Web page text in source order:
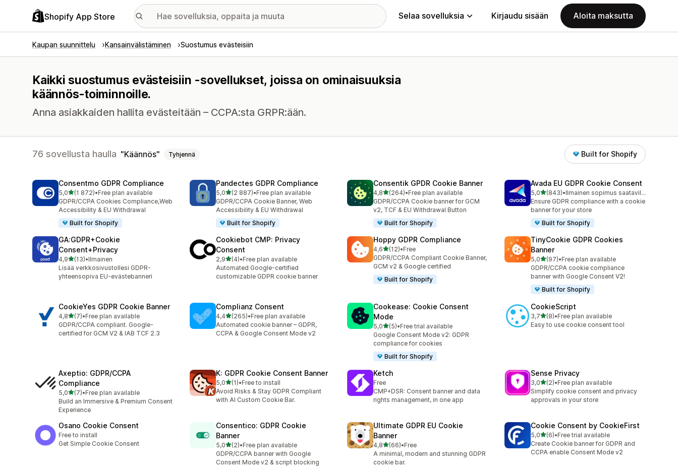
Shopify App Store Selaa sovelluksia Kirjaudu sisään Aloita maksutta
Kaupan suunnittelu Kansainvälistäminen Suostumus evästeisiin
Kaikki suostumus evästeisiin -sovellukset, joissa on ominaisuuksia
käännös-toiminnoille.
Anna asiakkaiden hallita evästeitään – CCPA:sta GRPR:ään.
76 sovellusta haulla Käännös Tyhjennä Built for Shopify
Consentmo GDPR Compliance
5,0/ 5 tähteä
(1 872)
1872 arvostelua yhteensä
•Free plan available
GDPR/CCPA Cookies Compliance,Web
Accessibility & EU Withdrawal
Built for Shopify
Pandectes GDPR Compliance
5,0/ 5 tähteä
(2 887)
2887 arvostelua yhteensä
•Free plan available
GDPR/CCPA Cookie Banner, Web
Accessibility & EU Withdrawal
Built for Shopify
Consentik GPDR Cookie Banner
4,8/ 5 tähteä
(264)
264 arvostelua yhteensä
•Free plan available
GDPR/CCPA Cookie banner for GCM
v2, TCF & EU Withdrawal Button
Built for Shopify
Avada EU GDPR Cookie Consent
5,0/ 5 tähteä
(843)
843 arvostelua yhteensä
•
Ilmainen sopimus saatavilla
Ensure GDPR compliance with a cookie
banner for your store
Built for Shopify
GA:GDPR+Cookie
Consent+Privacy
4,9/ 5 tähteä
(13)
13 arvostelua yhteensä
•Ilmainen
Lisää verkkosivustollesi GDPR-
yhteensopiva EU-evästebanneri
Cookiebot CMP: Privacy
Consent
2,9/ 5 tähteä
(4)
4 arvostelua yhteensä
•Free plan available
Automated Google-certified
customizable GDPR cookie banner
Hoppy GDPR Compliance
4,6/ 5 tähteä
(12)
12 arvostelua yhteensä
•Free
GDPR/CCPA Compliant Cookie Banner,
GCM v2 & Google certified
Built for Shopify
TinyCookie GDPR Cookies
Banner
5,0/ 5 tähteä
(97)
97 arvostelua yhteensä
•Free plan available
GDPR/CCPA cookie compliance
banner with Google Consent V2!
Built for Shopify
CookieYes GDPR Cookie Banner
4,8/ 5 tähteä
(7)
7 arvostelua yhteensä
•Free plan available
GDPR/CCPA compliant. Google-
certified for GCM V2 & IAB TCF 2.3
Complianz Consent
4,4/ 5 tähteä
(265)
265 arvostelua yhteensä
•Free plan available
Automated cookie banner – GDPR,
CCPA & Google Consent Mode v2
Cookease: Cookie Consent
Mode
5,0/ 5 tähteä
(5)
5 arvostelua yhteensä
•Free trial available
Google Consent Mode v2: GDPR
compliance for cookies
Built for Shopify
CookieScript
3,7/ 5 tähteä
(8)
8 arvostelua yhteensä
•Free plan available
Easy to use cookie consent tool
Axeptio: GDPR/CCPA
Compliance
5,0/ 5 tähteä
(7)
7 arvostelua yhteensä
•Free plan available
Build an Immersive & Premium Consent
Experience
K: GDPR Cookie Consent Banner
5,0/ 5 tähteä
(1)
1 arvostelua yhteensä
•Free to install
Avoid Risks & Stay GDPR Compliant
with AI Custom Cookie Bar.
Ketch
Free
CMP+DSR: Consent banner and data
rights management, in one app
Sense Privacy
3,0/ 5 tähteä
(2)
2 arvostelua yhteensä
•Free plan available
Simplify cookie consent and privacy
approvals in your store
Osano Cookie Consent
Free to install
Get Simple Cookie Consent
Consentico: GDPR Cookie
Banner
5,0/ 5 tähteä
(2)
2 arvostelua yhteensä
•Free plan available
GDPR/CCPA banner with Google
Consent Mode v2 & script blocking
Ultimate GDPR EU Cookie
Banner
4,8/ 5 tähteä
(66)
66 arvostelua yhteensä
•Free
A minimal, modern and stunning GDPR
cookie bar.
Cookie Consent by CookieFirst
5,0/ 5 tähteä
(6)
6 arvostelua yhteensä
•Free trial available
Create Cookie banner for GDPR and
CCPA enable Consent Mode v2